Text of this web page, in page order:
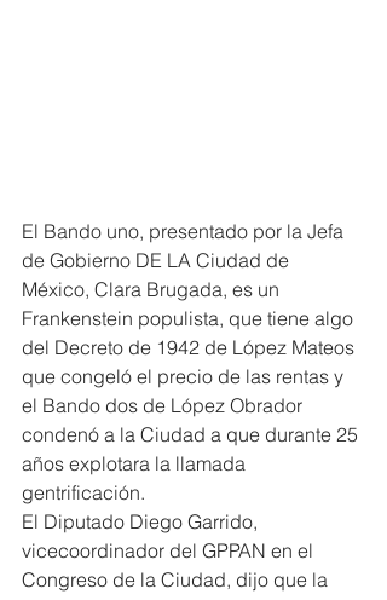
El Bando uno, presentado por la Jefa
de Gobierno DE LA Ciudad de
México, Clara Brugada, es un
Frankenstein populista, que tiene algo
del Decreto de 1942 de López Mateos
que congeló el precio de las rentas y
el Bando dos de López Obrador
condenó a la Ciudad a que durante 25
años explotara la llamada
gentrificación.
El Diputado Diego Garrido,
vicecoordinador del GPPAN en el
Congreso de la Ciudad, dijo que la